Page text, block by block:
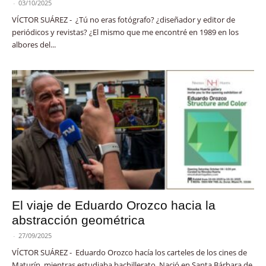
- 03/10/2025
VÍCTOR SUÁREZ - ¿Tú no eras fotógrafo? ¿diseñador y editor de
periódicos y revistas? ¿El mismo que me encontré en 1989 en los
albores del...
El viaje de Eduardo Orozco hacia la
abstracción geométrica
- 27/09/2025
VÍCTOR SUÁREZ - Eduardo Orozco hacía los carteles de los cines de